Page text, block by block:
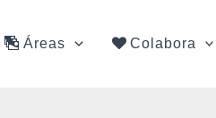
Áreas Colabora